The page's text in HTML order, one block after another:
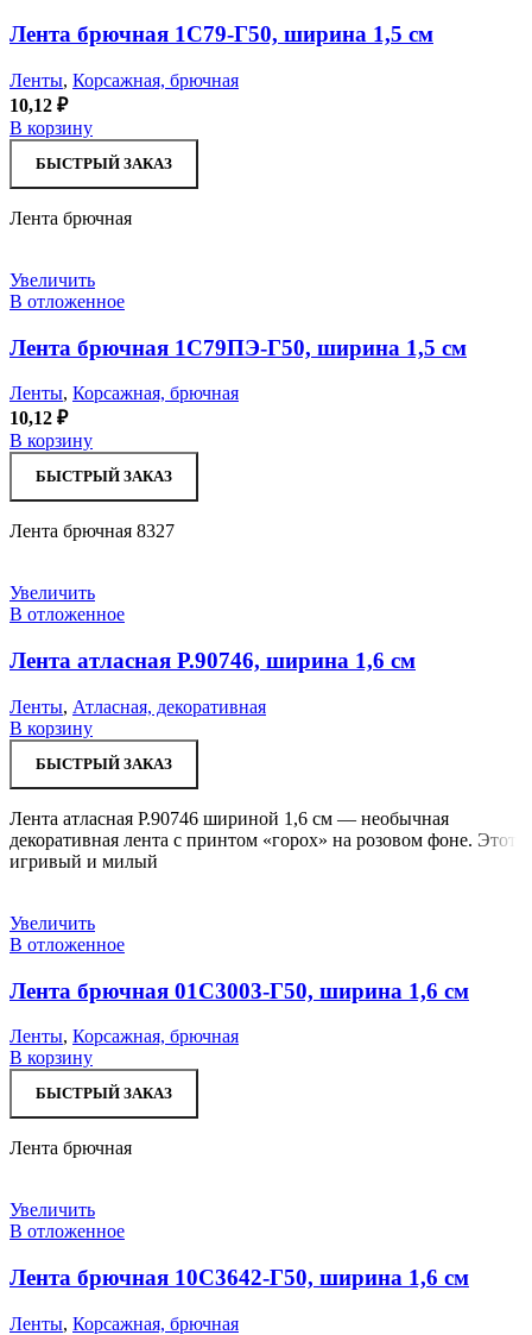
Лента брючная 1С79-Г50, ширина 1,5 см
Ленты, Корсажная, брючная
10,12 ₽
В корзину
БЫСТРЫЙ ЗАКАЗ
Лента брючная
Увеличить
В отложенное
Лента брючная 1С79ПЭ-Г50, ширина 1,5 см
Ленты, Корсажная, брючная
10,12 ₽
В корзину
БЫСТРЫЙ ЗАКАЗ
Лента брючная 8327
Увеличить
В отложенное
Лента атласная Р.90746, ширина 1,6 см
Ленты, Атласная, декоративная
В корзину
БЫСТРЫЙ ЗАКАЗ
Лента атласная Р.90746 шириной 1,6 см — необычная
декоративная лента с принтом «горох» на розовом фоне. Этот
игривый и милый
Увеличить
В отложенное
Лента брючная 01С3003-Г50, ширина 1,6 см
Ленты, Корсажная, брючная
В корзину
БЫСТРЫЙ ЗАКАЗ
Лента брючная
Увеличить
В отложенное
Лента брючная 10С3642-Г50, ширина 1,6 см
Ленты, Корсажная, брючная